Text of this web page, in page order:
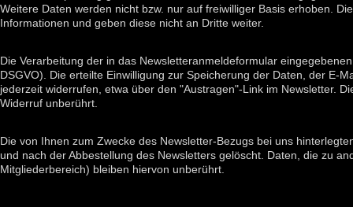
Weitere Daten werden nicht bzw. nur auf freiwilliger Basis erhoben.
Informationen und geben diese nicht an Dritte weiter.
Die Verarbeitung der in das Newsletteranmeldeformular
DSGVO). Die erteilte Einwilligung zur Speicherung der Daten, der E-
jederzeit widerrufen, etwa über den "Austragen"-Link im Newsletter.
Widerruf unberührt.
Die von Ihnen zum Zwecke des Newsletter-Bezugs bei uns
und nach der Abbestellung des Newsletters gelöscht. Daten, die zu
Mitgliederbereich) bleiben hiervon unberührt.